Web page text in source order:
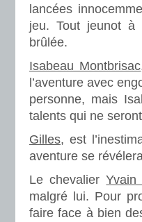
lancées
jeu. Tout jeunot à
brûlée.
Isabeau Montbrisac
l’aventure avec
personne, mais
talents qui ne
Gilles, est
aventure se
Le chevalierYvain
malgré lui. Pour
faire face à bien